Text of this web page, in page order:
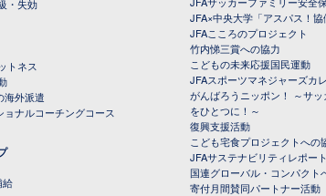
・失効
トネス
海外派遣
ョナルコーチングコース
給
JFA×中央大学「アスパス！協
JFAこころのプロジェクト
竹内悌三賞への協力
こどもの未来応援国民運動
JFAスポーツマネジャーズカ
がんばろうニッポン！ ～サ
をひとつに！～
復興支援活動
こども宅食プロジェクトへの
JFAサステナビリティレポート
国連グローバル・コンパクト
寄付月間賛同パートナー活動